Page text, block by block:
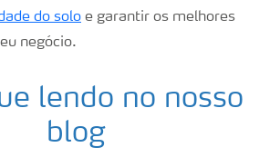
do solo e garantir os melhores
negócio.
lendo no nosso
blog